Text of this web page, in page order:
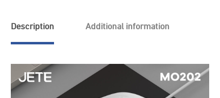
Description Additional information